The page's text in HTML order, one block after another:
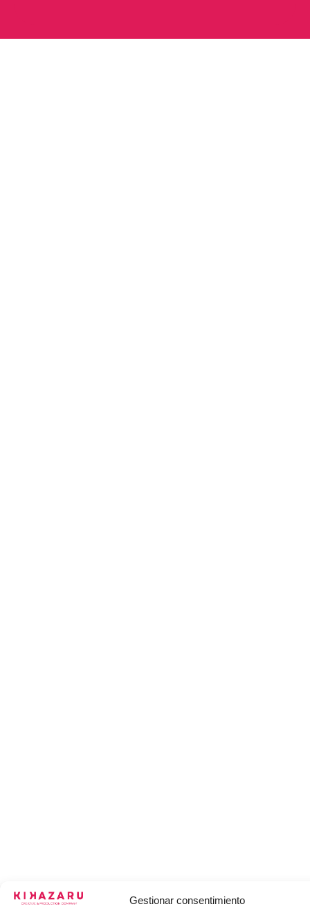
Gestionar consentimiento